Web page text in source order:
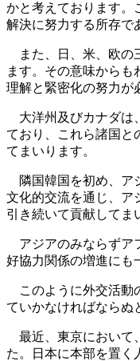
かと考えております。
解決に努力する所存で
また、日、米、欧の
ます。その意味からも
理解と緊密化の努力が
大洋州及びカナダは
ており、これら諸国と
てまいります。
隣国韓国を初め、ア
文化的交流を通じ、ア
引き続いて貢献してま
アジアのみならずア
好協力関係の増進にも
このように外交活動
ていかなければならぬ
最近、東京において
た。日本に本部を置く